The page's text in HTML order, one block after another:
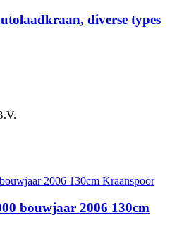
diverse types
bouwjaar 2006 130cm